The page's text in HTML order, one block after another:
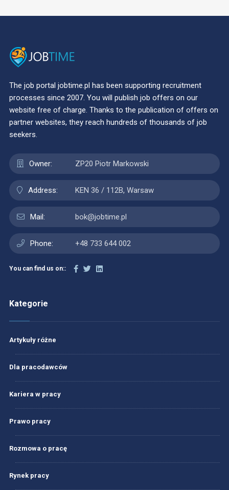
The job portal jobtime.pl has been supporting recruitment
processes since 2007. You will publish job offers on our
website free of charge. Thanks to the publication of offers on
partner websites, they reach hundreds of thousands of job
seekers.
Owner: ZP20 Piotr Markowski
Address: KEN 36 / 112B, Warsaw
Mail: bok@jobtime.pl
Phone: +48 733 644 002
You can find us on::
Kategorie
Artykuły różne
Dla pracodawców
Kariera w pracy
Prawo pracy
Rozmowa o pracę
Rynek pracy